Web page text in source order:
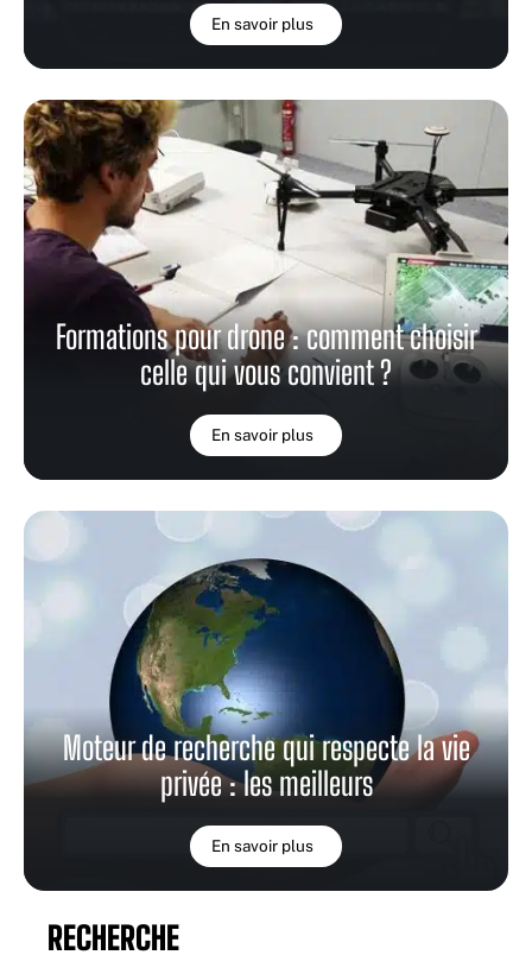
En savoir plus
Formations pour drone : comment choisir
celle qui vous convient ?
En savoir plus
Moteur de recherche qui respecte la vie
privée : les meilleurs
En savoir plus
RECHERCHE